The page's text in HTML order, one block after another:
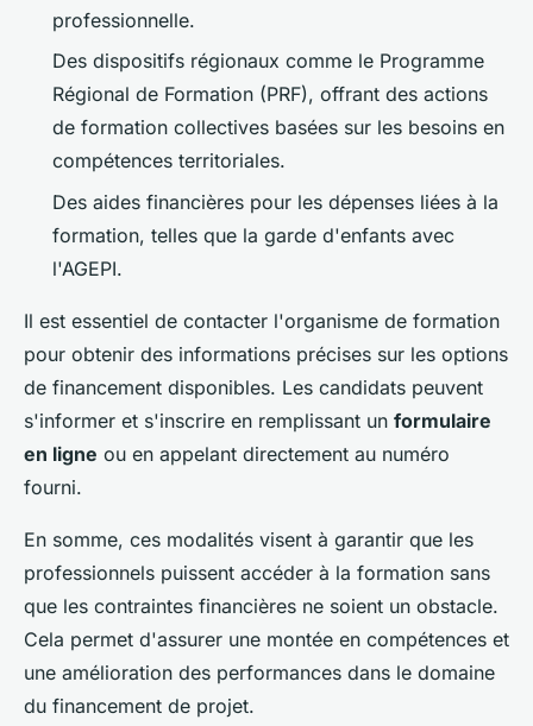
professionnelle.
Des dispositifs régionaux comme le Programme
Régional de Formation (PRF), offrant des actions
de formation collectives basées sur les besoins en
compétences territoriales.
Des aides financières pour les dépenses liées à la
formation, telles que la garde d'enfants avec
l'AGEPI.
Il est essentiel de contacter l'organisme de formation
pour obtenir des informations précises sur les options
de financement disponibles. Les candidats peuvent
s'informer et s'inscrire en remplissant un formulaire
en ligne ou en appelant directement au numéro
fourni.
En somme, ces modalités visent à garantir que les
professionnels puissent accéder à la formation sans
que les contraintes financières ne soient un obstacle.
Cela permet d'assurer une montée en compétences et
une amélioration des performances dans le domaine
du financement de projet.